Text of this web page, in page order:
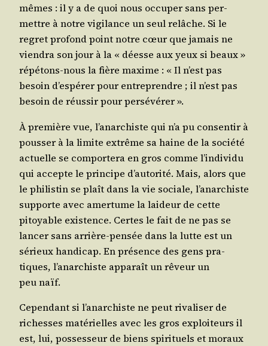
mêmes : il y a de quoi nous occu­per sans per­
mettre à notre vigi­lance un seul relâche. Si le
regret pro­fond point notre cœur que jamais ne
vien­dra son jour à la « déesse aux yeux si beaux »
répé­tons-nous la fière maxime : « Il n’est pas
besoin d’es­pé­rer pour entre­prendre ; il n’est pas
besoin de réus­sir pour persévérer ».
À pre­mière vue, l’a­nar­chiste qui n’a pu consen­tir à
pous­ser à la limite extrême sa haine de la socié­té
actuelle se com­por­te­ra en gros comme l’in­di­vi­du
qui accepte le prin­cipe d’au­to­ri­té. Mais, alors que
le phi­lis­tin se plaît dans la vie sociale, l’a­nar­chiste
sup­porte avec amer­tume la lai­deur de cette
pitoyable exis­tence. Certes le fait de ne pas se
lan­cer sans arrière-pen­sée dans la lutte est un
sérieux han­di­cap. En pré­sence des gens pra­
tiques, l’a­nar­chiste appa­raît un rêveur un
peu naïf.
Cepen­dant si l’a­nar­chiste ne peut riva­li­ser de
richesses maté­rielles avec les gros exploi­teurs il
est, lui, pos­ses­seur de biens spi­ri­tuels et moraux